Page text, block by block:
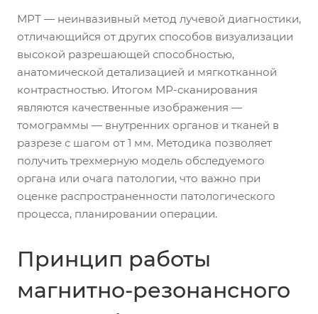
МРТ — неинвазивный метод лучевой диагностики,
отличающийся от других способов визуализации
высокой разрешающей способностью,
анатомической детализацией и мягкотканной
контрастностью. Итогом МР-сканирования
являются качественные изображения —
томограммы — внутренних органов и тканей в
разрезе с шагом от 1 мм. Методика позволяет
получить трехмерную модель обследуемого
органа или очага патологии, что важно при
оценке распространенности патологического
процесса, планировании операции.
Принцип работы
магнитно-резонансного